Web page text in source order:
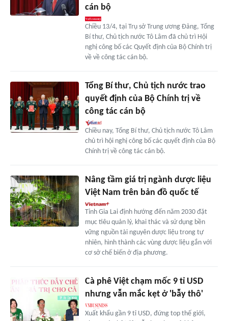
cán bộ
Chiều 13/4, tại Trụ sở Trung ương Đảng, Tổng
Bí thư, Chủ tịch nước Tô Lâm đã chủ trì Hội
nghị công bố các Quyết định của Bộ Chính trị
về về công tác cán bộ.
Tổng Bí thư, Chủ tịch nước trao
quyết định của Bộ Chính trị về
công tác cán bộ
Chiều nay, Tổng Bí thư, Chủ tịch nước Tô Lâm
chủ trì hội nghị công bố các quyết định của Bộ
Chính trị về công tác cán bộ.
Nâng tầm giá trị ngành dược liệu
Việt Nam trên bản đồ quốc tế
Tỉnh Gia Lai định hướng đến năm 2030 đặt
mục tiêu quản lý, khai thác và sử dụng bền
vững nguồn tài nguyên dược liệu trong tự
nhiên, hình thành các vùng dược liệu gắn với
cơ sở chế biến ở địa phương.
Cà phê Việt chạm mốc 9 tỉ USD
nhưng vẫn mắc kẹt ở 'bẫy thô'
Xuất khẩu gần 9 tỉ USD, đứng top thế giới,